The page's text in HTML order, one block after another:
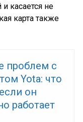
касается не
карта также
проблем с
Yota: что
он
работает